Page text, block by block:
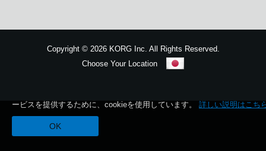
Copyright ©2026 KORG Inc. All Rights Reserved.
Choose Your Location
ービスを提供するために、cookieを使用しています。 詳しい説明はこち
OK